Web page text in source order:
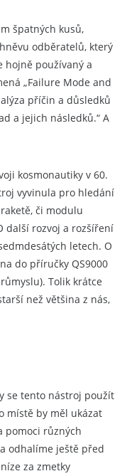
špatných kusů,
odběratelů, který
hojně používaný a
„Failure Mode and
příčin a důsledků
a jejich následků.“ A
kosmonautiky v 60.
vyvinula pro hledání
či modulu
další rozvoj a rozšíření
letech. O
do příručky QS9000
Tolik krátce
než většina z nás,
se tento nástroj použít
místě by měl ukázat
pomoci různých
odhalíme ještě před
za zmetky